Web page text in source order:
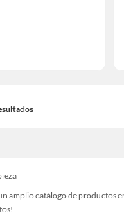
amplio catálogo de productos